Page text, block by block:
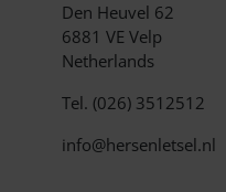
Den Heuvel 62
6881 VE Velp
Netherlands
Tel. (026) 3512512
info@hersenletsel.nl